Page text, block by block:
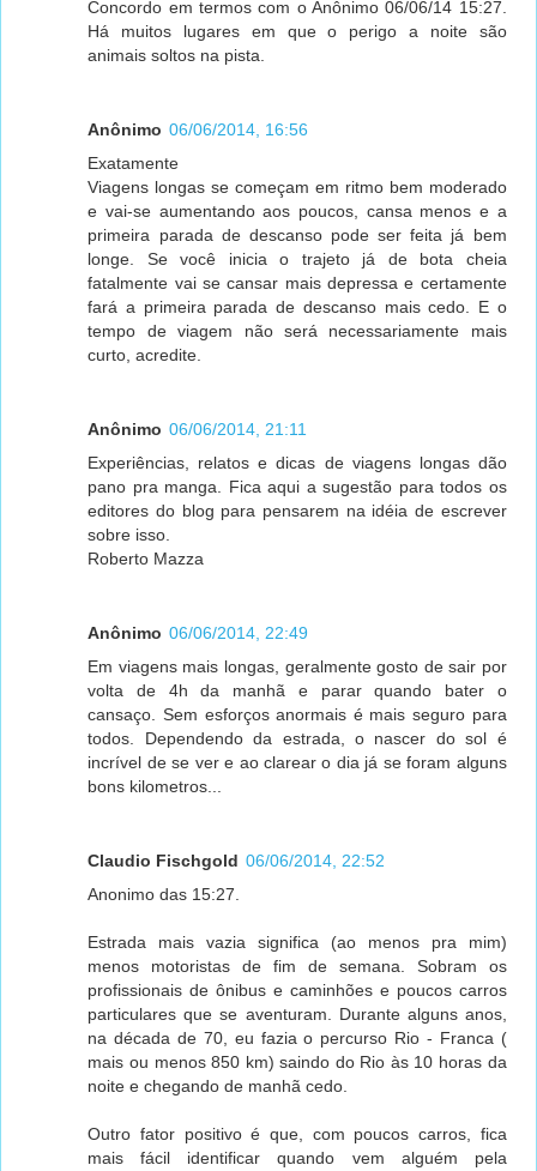
Concordo em termos com o Anônimo 06/06/14 15:27.
Há muitos lugares em que o perigo a noite são
animais soltos na pista.
Anônimo 06/06/2014, 16:56
Exatamente
Viagens longas se começam em ritmo bem moderado
e vai-se aumentando aos poucos, cansa menos e a
primeira parada de descanso pode ser feita já bem
longe. Se você inicia o trajeto já de bota cheia
fatalmente vai se cansar mais depressa e certamente
fará a primeira parada de descanso mais cedo. E o
tempo de viagem não será necessariamente mais
curto, acredite.
Anônimo 06/06/2014, 21:11
Experiências, relatos e dicas de viagens longas dão
pano pra manga. Fica aqui a sugestão para todos os
editores do blog para pensarem na idéia de escrever
sobre isso.
Roberto Mazza
Anônimo 06/06/2014, 22:49
Em viagens mais longas, geralmente gosto de sair por
volta de 4h da manhã e parar quando bater o
cansaço. Sem esforços anormais é mais seguro para
todos. Dependendo da estrada, o nascer do sol é
incrível de se ver e ao clarear o dia já se foram alguns
bons kilometros...
Claudio Fischgold 06/06/2014, 22:52
Anonimo das 15:27.
Estrada mais vazia significa (ao menos pra mim)
menos motoristas de fim de semana. Sobram os
profissionais de ônibus e caminhões e poucos carros
particulares que se aventuram. Durante alguns anos,
na década de 70, eu fazia o percurso Rio - Franca (
mais ou menos 850 km) saindo do Rio às 10 horas da
noite e chegando de manhã cedo.
Outro fator positivo é que, com poucos carros, fica
mais fácil identificar quando vem alguém pela